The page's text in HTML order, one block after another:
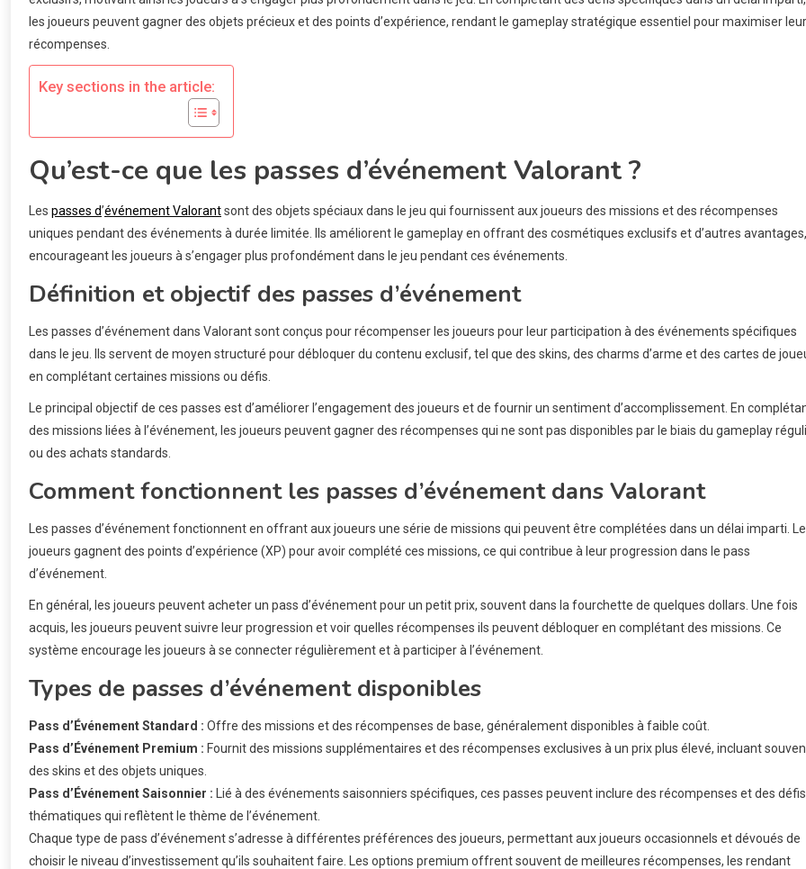
les joueurs peuvent gagner des objets précieux et des points d’expérience, rendant le gameplay stratégique essentiel pour maximiser
récompenses.
Key sections in the article:
Qu’est-ce que les passes d’événement Valorant ?
Les passes d’événement Valorantsont des objets spéciaux dans le jeu qui fournissent aux joueurs des missions et des récompenses
uniques pendant des événements à durée limitée. Ils améliorent le gameplay en offrant des cosmétiques exclusifs et d’autres avantages,
encourageant les joueurs à s’engager plus profondément dans le jeu pendant ces événements.
Définition et objectif des passes d’événement
Les passes d’événement dans Valorant sont conçus pour récompenser les joueurs pour leur participation à des événements spécifiques
dans le jeu. Ils servent de moyen structuré pour débloquer du contenu exclusif, tel que des skins, des charms d’arme et des cartes de
en complétant certaines missions ou défis.
Le principal objectif de ces passes est d’améliorer l’engagement des joueurs et de fournir un sentiment d’accomplissement. En
des missions liées à l’événement, les joueurs peuvent gagner des récompenses qui ne sont pas disponibles par le biais du gameplay
ou des achats standards.
Comment fonctionnent les passes d’événement dans Valorant
Les passes d’événement fonctionnent en offrant aux joueurs une série de missions qui peuvent être complétées dans un délai imparti.
joueurs gagnent des points d’expérience (XP) pour avoir complété ces missions, ce qui contribue à leur progression dans le pass
d’événement.
En général, les joueurs peuvent acheter un pass d’événement pour un petit prix, souvent dans la fourchette de quelques dollars. Une fois
acquis, les joueurs peuvent suivre leur progression et voir quelles récompenses ils peuvent débloquer en complétant des missions. Ce
système encourage les joueurs à se connecter régulièrement et à participer à l’événement.
Types de passes d’événement disponibles
Pass d’Événement Standard : Offre des missions et des récompenses de base, généralement disponibles à faible coût.
Pass d’Événement Premium : Fournit des missions supplémentaires et des récompenses exclusives à un prix plus élevé, incluant
des skins et des objets uniques.
Pass d’Événement Saisonnier : Lié à des événements saisonniers spécifiques, ces passes peuvent inclure des récompenses et des défis
thématiques qui reflètent le thème de l’événement.
Chaque type de pass d’événement s’adresse à différentes préférences des joueurs, permettant aux joueurs occasionnels et dévoués de
choisir le niveau d’investissement qu’ils souhaitent faire. Les options premium offrent souvent de meilleures récompenses, les rendant